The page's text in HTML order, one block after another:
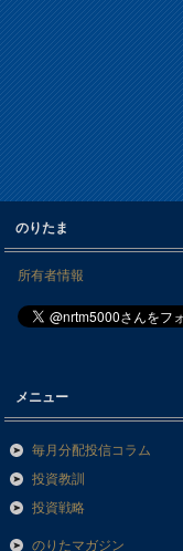
のりたま
所有者情報
メニュー
毎月分配投信コラム
投資教訓
投資戦略
のりたマガジン